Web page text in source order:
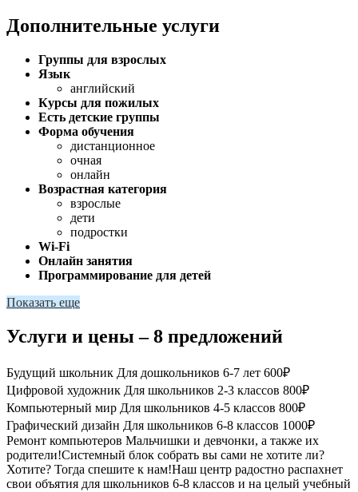
Дополнительные услуги
Группы для взрослых
Язык
английский
Курсы для пожилых
Есть детские группы
Форма обучения
дистанционное
очная
онлайн
Возрастная категория
взрослые
дети
подростки
Wi-Fi
Онлайн занятия
Программирование для детей
Показать еще
Услуги и цены – 8 предложений
Будущий школьник Для дошкольников 6-7 лет 600₽
Цифровой художник Для школьников 2-3 классов 800₽
Компьютерный мир Для школьников 4-5 классов 800₽
Графический дизайн Для школьников 6-8 классов 1000₽
Ремонт компьютеров Мальчишки и девчонки, а также их
родители!Системный блок собрать вы сами не хотите ли?
Хотите? Тогда спешите к нам!Наш центр радостно распахнет
свои объятия для школьников 6-8 классов и на целый учебный